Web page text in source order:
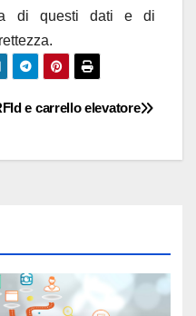
di questi dati e di
e carrello elevatore